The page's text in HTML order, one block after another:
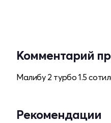
Комментарий
Малибу 2 турбо 1.5
Рекомендации